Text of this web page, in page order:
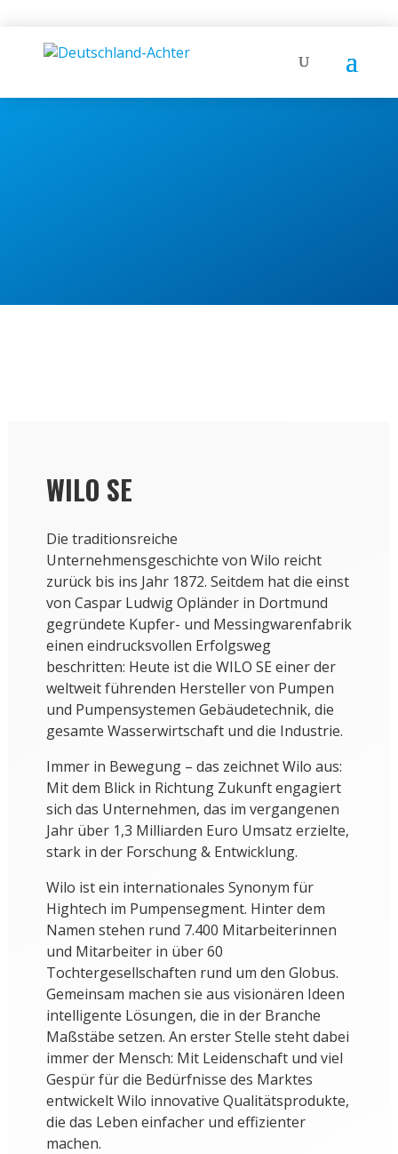
WILO SE
Die traditionsreiche
Unternehmensgeschichte von Wilo reicht
zurück bis ins Jahr 1872. Seitdem hat die einst
von Caspar Ludwig Opländer in Dortmund
gegründete Kupfer- und Messingwarenfabrik
einen eindrucksvollen Erfolgsweg
beschritten: Heute ist die WILO SE einer der
weltweit führenden Hersteller von Pumpen
und Pumpensystemen Gebäudetechnik, die
gesamte Wasserwirtschaft und die Industrie.
Immer in Bewegung – das zeichnet Wilo aus:
Mit dem Blick in Richtung Zukunft engagiert
sich das Unternehmen, das im vergangenen
Jahr über 1,3 Milliarden Euro Umsatz erzielte,
stark in der Forschung & Entwicklung.
Wilo ist ein internationales Synonym für
Hightech im Pumpensegment. Hinter dem
Namen stehen rund 7.400 Mitarbeiterinnen
und Mitarbeiter in über 60
Tochtergesellschaften rund um den Globus.
Gemeinsam machen sie aus visionären Ideen
intelligente Lösungen, die in der Branche
Maßstäbe setzen. An erster Stelle steht dabei
immer der Mensch: Mit Leidenschaft und viel
Gespür für die Bedürfnisse des Marktes
entwickelt Wilo innovative Qualitätsprodukte,
die das Leben einfacher und effizienter
machen.